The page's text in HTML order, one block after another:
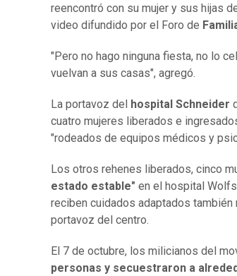
reencontró con su mujer y sus hijas
video difundido por el Foro de
"Pero no hago ninguna fiesta, no lo
vuelvan a sus casas", agregó.
La portavoz del hospital Schneider
cuatro mujeres liberados e
"rodeados de equipos médicos y
Los otros rehenes liberados, cinco
estado estable" en el hospital
reciben cuidados adaptados
portavoz del centro.
El 7 de octubre, los milicianos del
personas y secuestraron a